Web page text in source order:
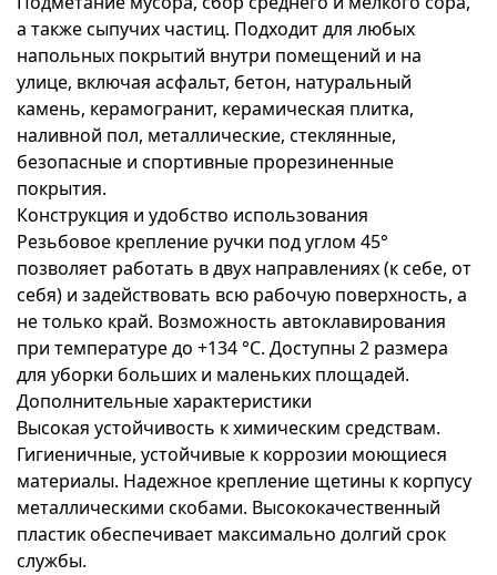
а также сыпучих частиц. Подходит для любых
напольных покрытий внутри помещений и на
улице, включая асфальт, бетон, натуральный
камень, керамогранит, керамическая плитка,
наливной пол, металлические, стеклянные,
безопасные и спортивные прорезиненные
покрытия.
Конструкция и удобство использования
Резьбовое крепление ручки под углом 45°
позволяет работать в двух направлениях (к себе, от
себя) и задействовать всю рабочую поверхность, а
не только край. Возможность автоклавирования
при температуре до +134 °C. Доступны 2 размера
для уборки больших и маленьких площадей.
Дополнительные характеристики
Высокая устойчивость к химическим средствам.
Гигиеничные, устойчивые к коррозии моющиеся
материалы. Надежное крепление щетины к корпусу
металлическими скобами. Высококачественный
пластик обеспечивает максимально долгий срок
службы.